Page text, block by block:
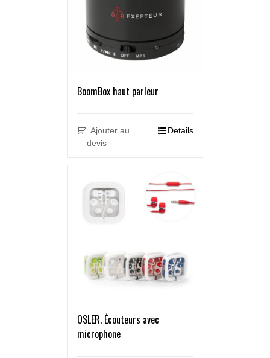
BoomBox haut parleur
Ajouter au
devis
Details
OSLER. Écouteurs avec
microphone